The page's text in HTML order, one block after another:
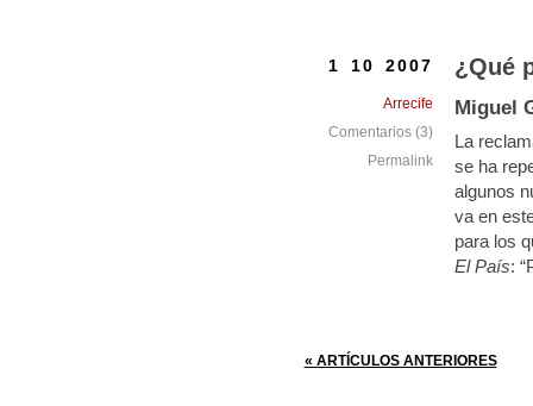
¿Qué
Miguel
La
se ha
algunos
va en
para los
El País:
1 10 2007
Arrecife
Comentarios (3)
Permalink
« ARTÍCULOS ANTERIORES